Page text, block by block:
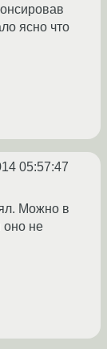
ясно что
05:57:47
Можно в
оно не